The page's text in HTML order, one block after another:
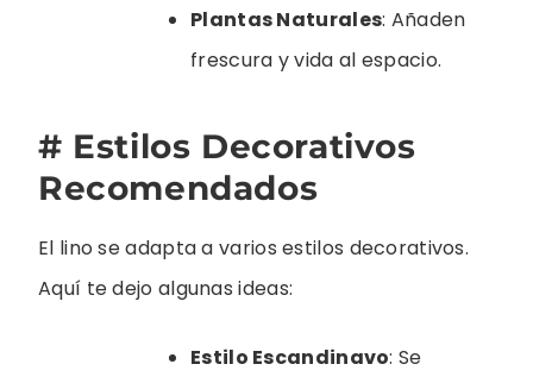
Plantas Naturales: Añaden
frescura y vida al espacio.
# Estilos Decorativos
Recomendados
El lino se adapta a varios estilos decorativos.
Aquí te dejo algunas ideas:
Estilo Escandinavo: Se